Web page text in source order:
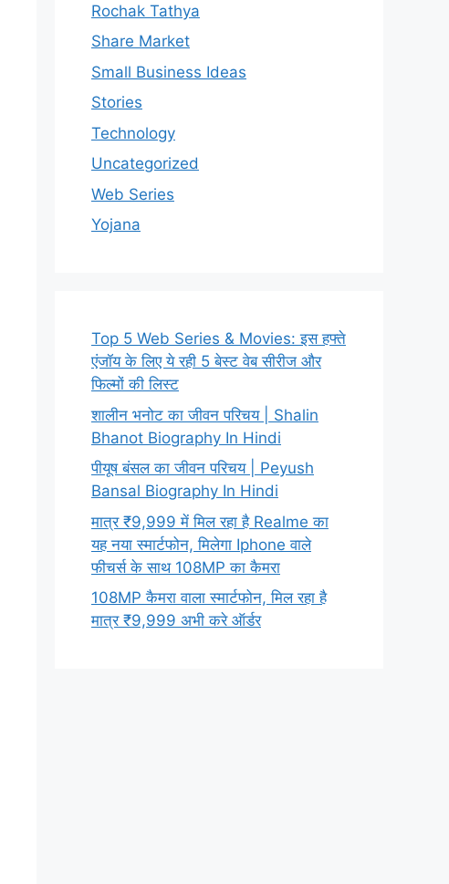
Rochak Tathya
Share Market
Small Business Ideas
Stories
Technology
Uncategorized
Web Series
Yojana
Top 5 Web Series & Movies: इस हफ्ते
एंजॉय के लिए ये रही 5 बेस्ट वेब सीरीज और
फिल्मों की लिस्ट
शालीन भनोट का जीवन परिचय | Shalin
Bhanot Biography In Hindi
पीयूष बंसल का जीवन परिचय | Peyush
Bansal Biography In Hindi
मात्र ₹9,999 में मिल रहा है Realme का
यह नया स्मार्टफोन, मिलेगा Iphone वाले
फीचर्स के साथ 108MP का कैमरा
108MP कैमरा वाला स्मार्टफोन, मिल रहा है
मात्र ₹9,999 अभी करे ऑर्डर